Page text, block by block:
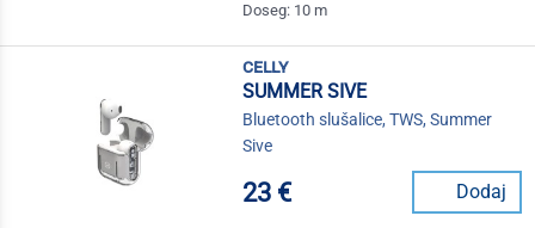
Doseg: 10 m
celly
SUMMER SIVE
Bluetooth slušalice, TWS, Summer
Sive
23 € Dodaj